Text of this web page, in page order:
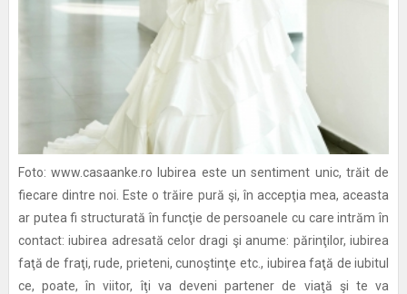
Foto: www.casaanke.ro Iubirea este un sentiment unic, trăit de
fiecare dintre noi. Este o trăire pură şi, în accepţia mea, aceasta
ar putea fi structurată în funcţie de persoanele cu care intrăm în
contact: iubirea adresată celor dragi şi anume: părinţilor, iubirea
faţă de fraţi, rude, prieteni, cunoştinţe etc., iubirea faţă de iubitul
ce, poate, în viitor, îţi va deveni partener de viaţă şi te va